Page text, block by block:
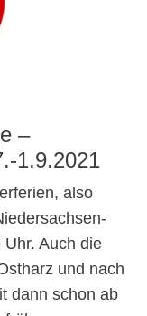
–
1.9.2021
also
Auch die
und nach
dann schon ab